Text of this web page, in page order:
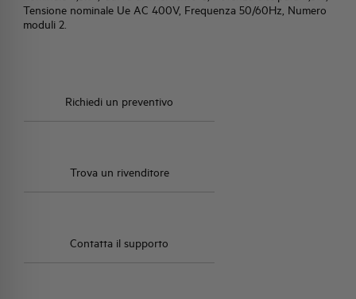
Tensione nominale Ue AC 400V, Frequenza 50/60Hz, Numero
moduli 2.
Richiedi un preventivo
Trova un rivenditore
Contatta il supporto